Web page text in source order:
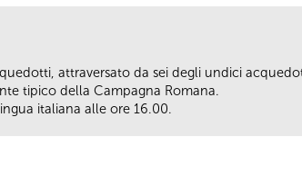
attraversato da sei degli undici
tipico della Campagna Romana.
italiana alle ore 16.00.